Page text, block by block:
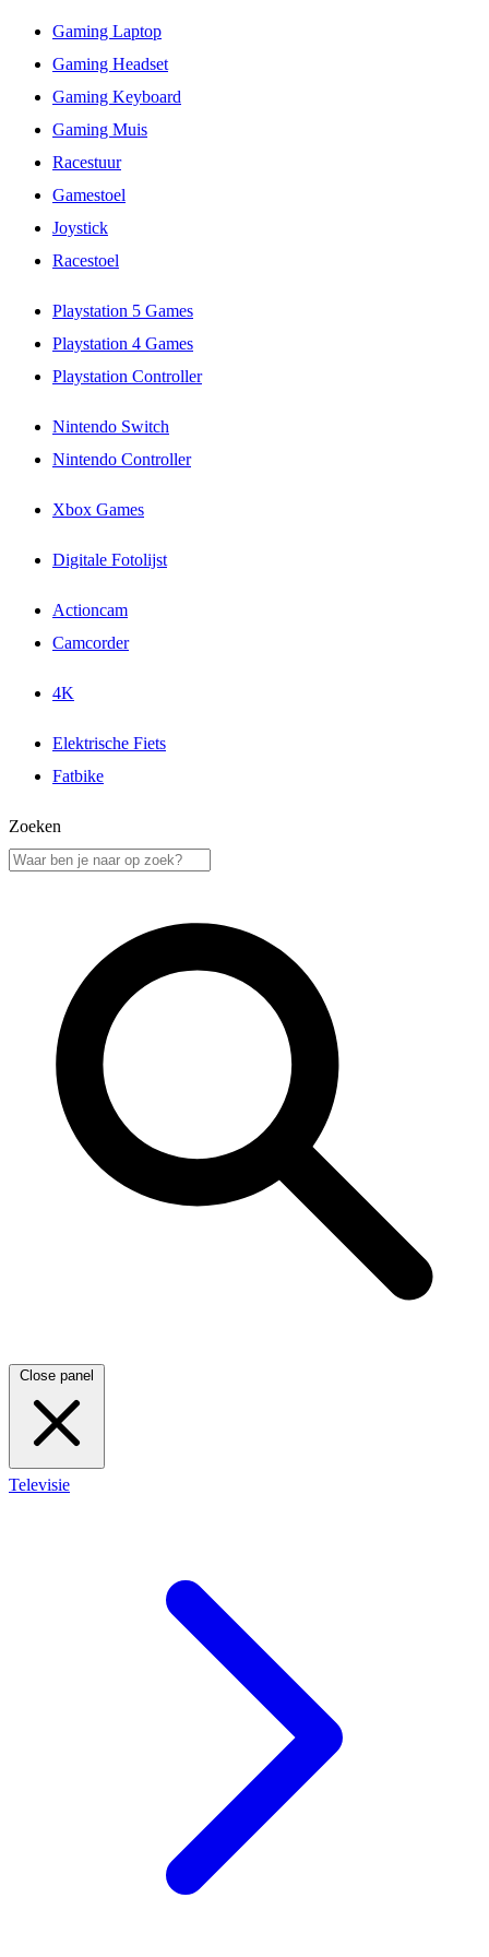
Gaming Laptop
Gaming Headset
Gaming Keyboard
Gaming Muis
Racestuur
Gamestoel
Joystick
Racestoel
Playstation 5 Games
Playstation 4 Games
Playstation Controller
Nintendo Switch
Nintendo Controller
Xbox Games
Digitale Fotolijst
Actioncam
Camcorder
4K
Elektrische Fiets
Fatbike
Zoeken
Close panel
Televisie